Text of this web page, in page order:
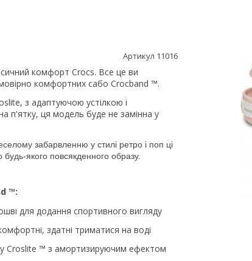
Артикул 11016
комфорт Crocs. Все це ви
комфортних сабо Crocband ™.
з адаптуючою устілкою і
п'ятку, ця модель буде не замінна у
забарвленню у стилі ретро і поп ці
будь-якого повсякденного образу.
™:
для додання спортивного вигляду
здатні триматися на воді
Croslite ™ з амортизируючим ефектом